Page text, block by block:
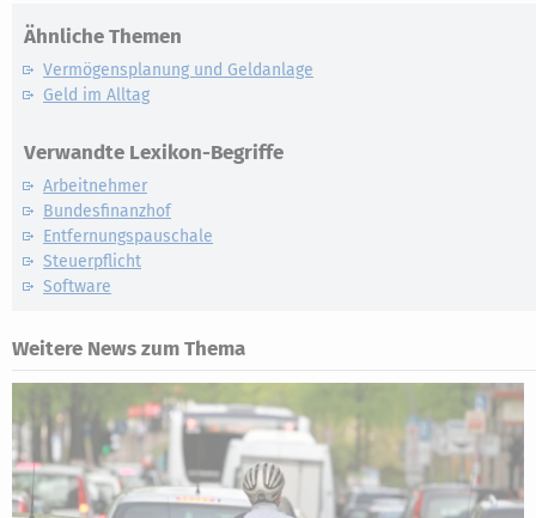
Ähnliche Themen
Vermögensplanung und Geldanlage
Geld im Alltag
Verwandte Lexikon-Begriffe
Arbeitnehmer
Bundesfinanzhof
Entfernungspauschale
Steuerpflicht
Software
Weitere News zum Thema